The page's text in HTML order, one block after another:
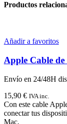
Productos
Añadir a favoritos
Apple Cable
Envío en 24/48H
15,90 € IVA inc.
Con este cable
conectar tus
Mac.